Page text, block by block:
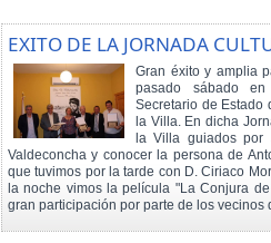
EXITO DE LA JORNADA
Gran éxito y amplia
pasado sábado en
Secretario de Estado
la Villa. En dicha
la Villa guiados por
Valdeconcha y conocer la persona de
que tuvimos por la tarde con D. Ciriaco
la noche vimos la película "La Conjura
gran participación por parte de los vecinos